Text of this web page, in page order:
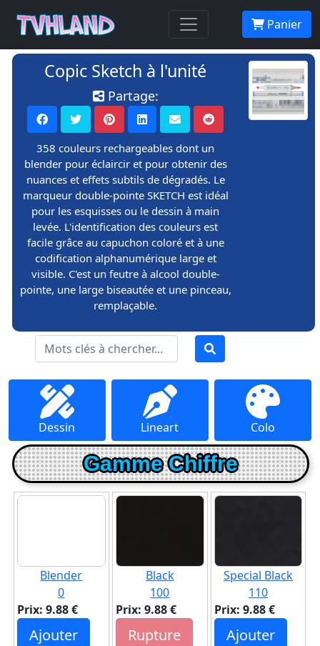
Panier
Copic Sketch à l'unité
Partage:
358 couleurs rechargeables dont un
blender pour éclaircir et pour obtenir des
nuances et effets subtils de dégradés. Le
marqueur double-pointe SKETCH est idéal
pour les esquisses ou le dessin à main
levée. L'identification des couleurs est
facile grâce au capuchon coloré et à une
codification alphanumérique large et
visible. C'est un feutre à alcool double-
pointe, une large biseautée et une pinceau,
remplaçable.
Dessin Lineart Colo
Gamme Chiffre
Blender
0
Prix: 9.88 €
Ajouter
Black
100
Prix: 9.88 €
Rupture
Special Black
110
Prix: 9.88 €
Ajouter